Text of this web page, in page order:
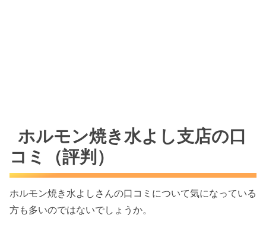
ホルモン焼き水よし支店の口
コミ（評判）
ホルモン焼き水よしさんの口コミについて気になっている
方も多いのではないでしょうか。